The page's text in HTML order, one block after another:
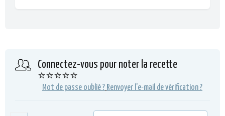
Connectez-vous pour noter la recette
⭐⭐⭐⭐⭐
Mot de passe oublié ? Renvoyer l'e-mail de vérification ?